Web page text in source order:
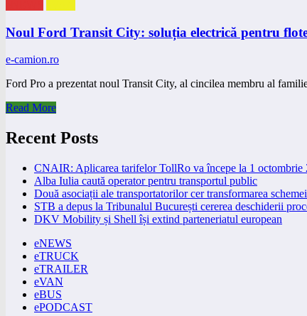
Noul Ford Transit City: soluția electrică pentru
e-camion.ro
Ford Pro a prezentat noul Transit City, al cincilea membru al
Read More
Recent Posts
CNAIR: Aplicarea tarifelor TollRo va începe la 1 octombrie
Alba Iulia caută operator pentru transportul public
Două asociații ale transportatorilor cer transformarea
STB a depus la Tribunalul București cererea deschiderii
DKV Mobility și Shell își extind parteneriatul european
eNEWS
eTRUCK
eTRAILER
eVAN
eBUS
ePODCAST